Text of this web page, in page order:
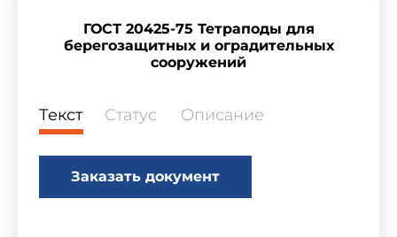
ГОСТ 20425-75 Тетраподы для
берегозащитных и оградительных
сооружений
Текст Статус Описание
Заказать документ